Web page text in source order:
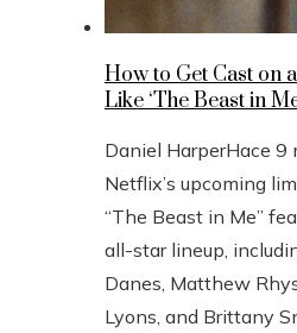
How to Get Cast on
Like ‘The Beast in
Daniel HarperHace 9
Netflix’s upcoming
“The Beast in Me”
all-star lineup,
Danes, Matthew
Lyons, and Brittany